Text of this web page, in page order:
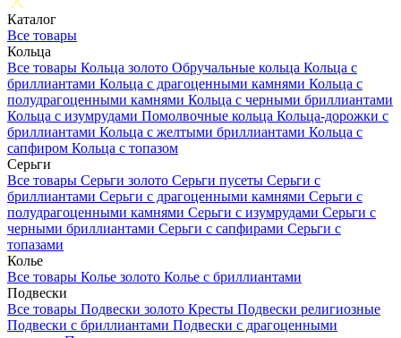
Каталог
Все товары
Кольца
Все товары Кольца золото Обручальные кольца Кольца с
бриллиантами Кольца с драгоценными камнями Кольца с
полудрагоценными камнями Кольца с черными бриллиантами
Кольца с изумрудами Помолвочные кольца Кольца-дорожки с
бриллиантами Кольца с желтыми бриллиантами Кольца с
сапфиром Кольца с топазом
Серьги
Все товары Серьги золото Серьги пусеты Серьги с
бриллиантами Серьги с драгоценными камнями Серьги с
полудрагоценными камнями Серьги с изумрудами Серьги с
черными бриллиантами Серьги с сапфирами Серьги с
топазами
Колье
Все товары Колье золото Колье с бриллиантами
Подвески
Все товары Подвески золото Кресты Подвески религиозные
Подвески с бриллиантами Подвески с драгоценными